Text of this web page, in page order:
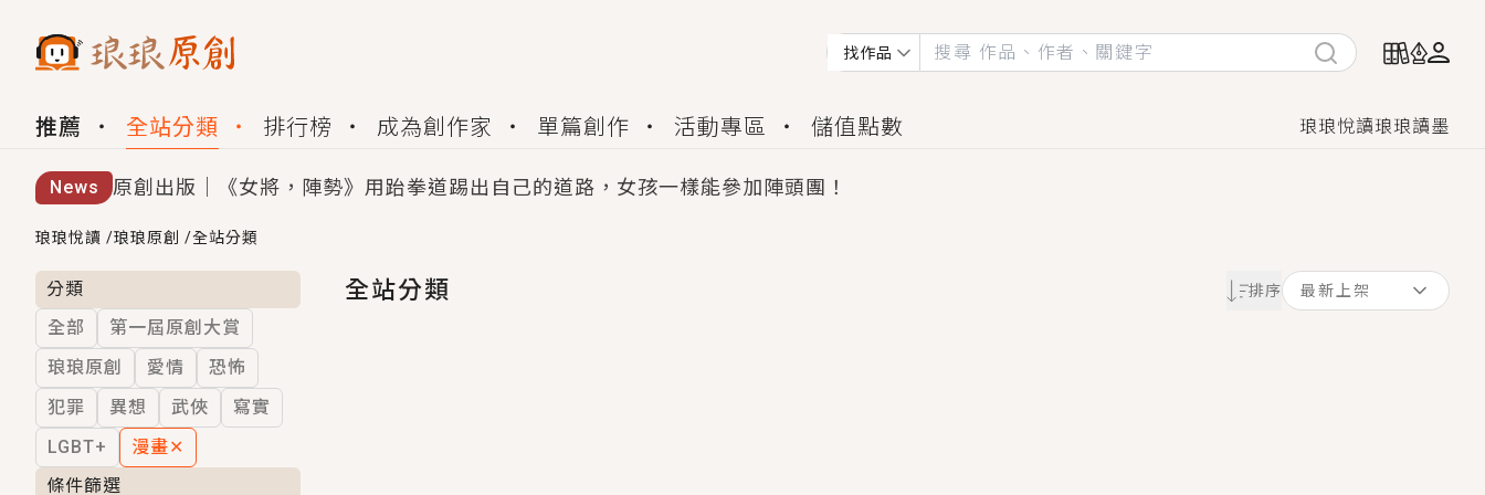
找作品
推薦 全站分類 排行榜 成為創作家 單篇創作 活動專區 儲值點數 琅琅悅讀琅琅讀墨
News 原創出版｜《女將，陣勢》用跆拳道踢出自己的道路，女孩一樣能參加陣頭團！
創,作家招募｜華文小說創作首選！有機會獲得豐富廣宣資源、專屬服務與獨享福利！
小編心動書單｜《離婚你提的，二婚嫁大佬，你哭什麼？》追妻火葬場！前夫失憶移情別戀，她頭也不回找新歡，他居然還後悔了？
GL｜《夏日與檸檬與重疊世界》炎熱的夏日、檸檬的香氣、互相愛慕的兩位少女，今夏最推純愛GL漫畫！
BL｜《費洛蒙中毒》救命！特殊費洛蒙體質世界觀，無法抗拒的吸引力，已中毒Σ>―(〃°ω°〃)♡→
OMG你嚇到我了｜《陰陽鬼店》上班族買了房子模型，但現實中買下的竟是屬於他的停屍櫃？！
言情｜《國語推行員》每個人心中都有一個連自己也無法改變的永恆， 他的一生將不由自主追逐著她……
琅琅悅讀 /琅琅原創 /全站分類
分類
全部
第一屆原創大賞
琅琅原創
愛情
恐怖
犯罪
異想 武俠
寫實
LGBT+
漫畫✕
條件篩選
全站分類 排序 最新上架